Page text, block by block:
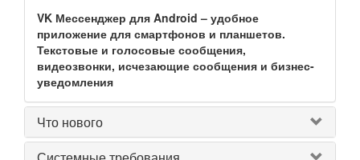
VK Мессенджер для Android – удобное
приложение для смартфонов и планшетов.
Текстовые и голосовые сообщения,
видеозвонки, исчезающие сообщения и бизнес-
уведомления
Что нового